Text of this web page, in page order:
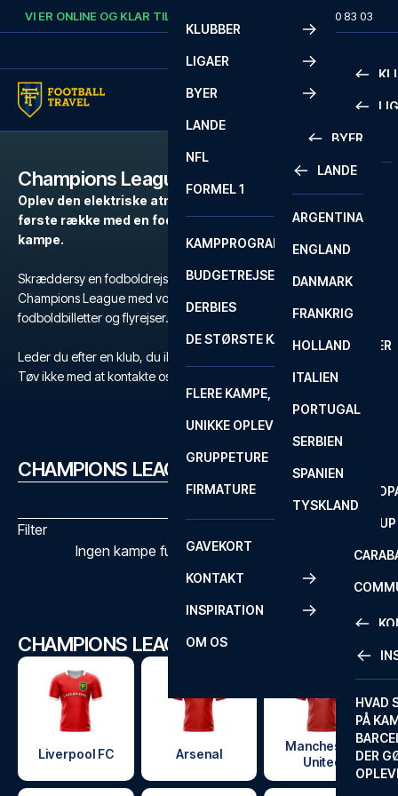
Skip to content
VI ER ONLINE OG KLAR TIL AT HJÆLPE DIG. +45 72 10 83 03
KLUBBER
LIGAER
SERIE A
FA CUP
BYER
BYER
LISSABON
LIVERPOOL
LONDON
MADRID
MANCHESTER
MILANO
ROM
SEVILLA
LANDE
LANDE
ARGENTINA
ENGLAND
DANMARK
FRANKRIG
HOLLAND
ITALIEN
PORTUGAL
SERBIEN
SPANIEN
TYSKLAND
NFL
FORMEL 1
KAMPPROGRAM
BUDGETREJSER
DERBIES
DE STØRSTE KAMPE
FLERE KAMPE, ÉN TUR
UNIKKE OPLEVELSER
GRUPPETURE
FIRMATURE
GAVEKORT
KONTAKT
FAQ
INSPIRATION
HVAD
PÅ
DER
OM OS
Champions League
Oplev den elektriske atmosfære i europæisk fodbold på
første række med en fodboldrejse til Champions League
kampe.
Skræddersy en fodboldrejse efter dine behov til en kamp i
Champions League med vores nøje udvalgte hoteller, officielle
fodboldbilletter og flyrejser.
Leder du efter en klub, du ikke kan finde?
Tøv ikke med at kontakte os
+45 72 10 83 03.
CHAMPIONS LEAGUE KAMPPROGRAM
Filter
Ingen kampe fundet med de valgte filtre
CHAMPIONS LEAGUE KLUBBER
Liverpool FC Arsenal
Manchester
United